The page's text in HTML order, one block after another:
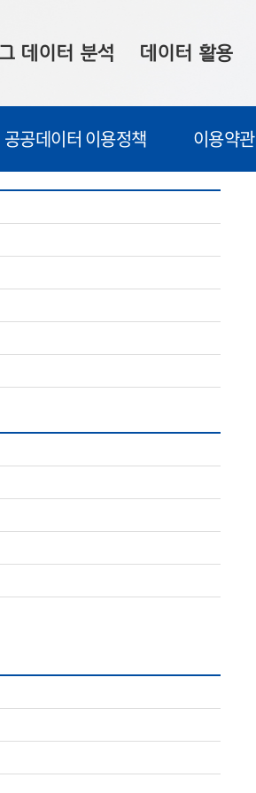
데이터 분석
우수사례
셀프 분석
데이터 활용
시각화 서비스
데이터 활용 서비스
주소 좌표 변환
프로파일링
공공데이터 이용정책 이용약관